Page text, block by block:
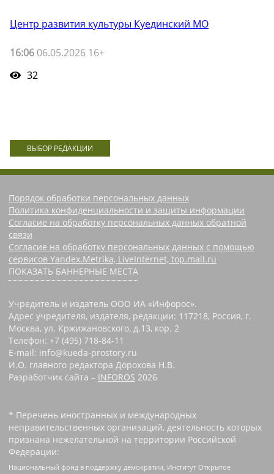
Центр развития культуры Куединский МО
16:06 06.05.2026 16+
32
ВЫБОР РЕДАКЦИИ
Порядок обработки персональных данных
Политика конфиденциальности и защиты информации
Согласие на обработку персональных данных обратной
связи
Согласие на обработку персональных данных с помощью
сервисов Yandex.Metrika, LiveInternet, top.mail.ru
ПОКАЗАТЬ БАННЕРНЫЕ МЕСТА
Учредитель и издатель ООО ИА «Инфорос».
Адрес учредителя, издателя, редакции: 117218, Россия, г.
Москва, ул. Кржижановского, д.13, кор. 2
Телефон: +7 (495) 718-84-11
E-mail: info@kueda-prostory.ru
И.О. главного редактора Дорохова Н.В.
Разработчик сайта – INFOROS 2026
* Перечень иностранных и международных
неправительственных организаций, деятельность которых
признана нежелательной на территории Российской
Федерации:
Национальный фонд в поддержку демократии, Институт Открытое